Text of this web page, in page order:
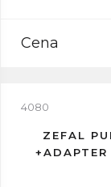
Cena
4080
ZEFAL